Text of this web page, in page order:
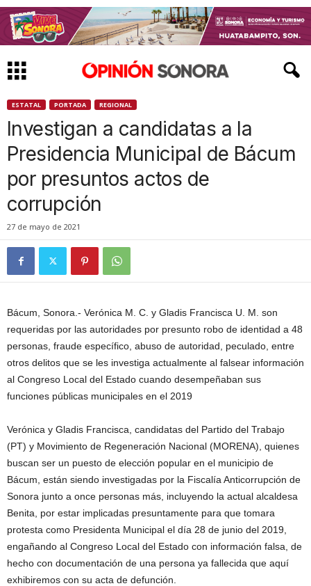
ESTATAL PORTADA REGIONAL
Investigan a candidatas a la
Presidencia Municipal de Bácum
por presuntos actos de
corrupción
27 de mayo de 2021
Bácum, Sonora.- Verónica M. C. y Gladis Francisca U. M. son
requeridas por las autoridades por presunto robo de identidad a 48
personas, fraude específico, abuso de autoridad, peculado, entre
otros delitos que se les investiga actualmente al falsear información
al Congreso Local del Estado cuando desempeñaban sus
funciones públicas municipales en el 2019
Verónica y Gladis Francisca, candidatas del Partido del Trabajo
(PT) y Movimiento de Regeneración Nacional (MORENA), quienes
buscan ser un puesto de elección popular en el municipio de
Bácum, están siendo investigadas por la Fiscalía Anticorrupción de
Sonora junto a once personas más, incluyendo la actual alcaldesa
Benita, por estar implicadas presuntamente para que tomara
protesta como Presidenta Municipal el día 28 de junio del 2019,
engañando al Congreso Local del Estado con información falsa, de
hecho con documentación de una persona ya fallecida que aquí
exhibiremos con su acta de defunción.